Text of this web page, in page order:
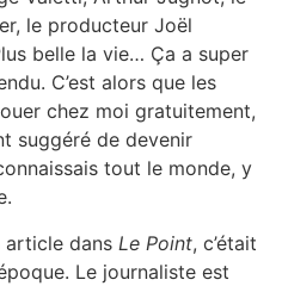
le producteur Joël
belle la vie… Ça a super
C’est alors que les
chez moi gratuitement,
suggéré de devenir
tout le monde, y
article dans Le Point, c’était
Le journaliste est